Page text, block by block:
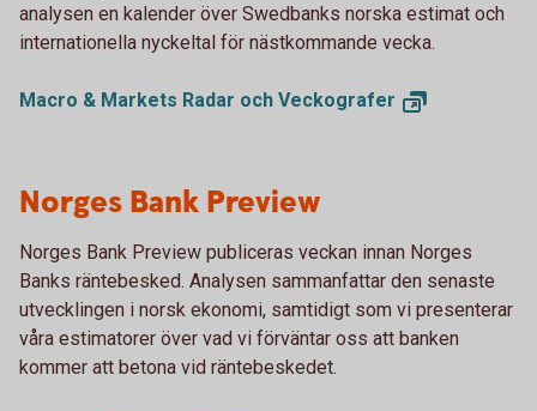
analysen en kalender över Swedbanks norska estimat och
internationella nyckeltal för nästkommande vecka.
Macro & Markets Radar och Veckografer
Norges Bank Preview
Norges Bank Preview publiceras veckan innan Norges
Banks räntebesked. Analysen sammanfattar den senaste
utvecklingen i norsk ekonomi, samtidigt som vi presenterar
våra estimatorer över vad vi förväntar oss att banken
kommer att betona vid räntebeskedet.